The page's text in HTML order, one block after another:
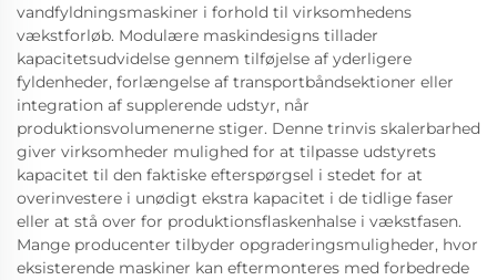
vandfyldningsmaskiner i forhold til virksomhedens
vækstforløb. Modulære maskindesigns tillader
kapacitetsudvidelse gennem tilføjelse af yderligere
fyldenheder, forlængelse af transportbåndsektioner eller
integration af supplerende udstyr, når
produktionsvolumenerne stiger. Denne trinvis skalerbarhed
giver virksomheder mulighed for at tilpasse udstyrets
kapacitet til den faktiske efterspørgsel i stedet for at
overinvestere i unødigt ekstra kapacitet i de tidlige faser
eller at stå over for produktionsflaskenhalse i vækstfasen.
Mange producenter tilbyder opgraderingsmuligheder, hvor
eksisterende maskiner kan eftermonteres med forbedrede